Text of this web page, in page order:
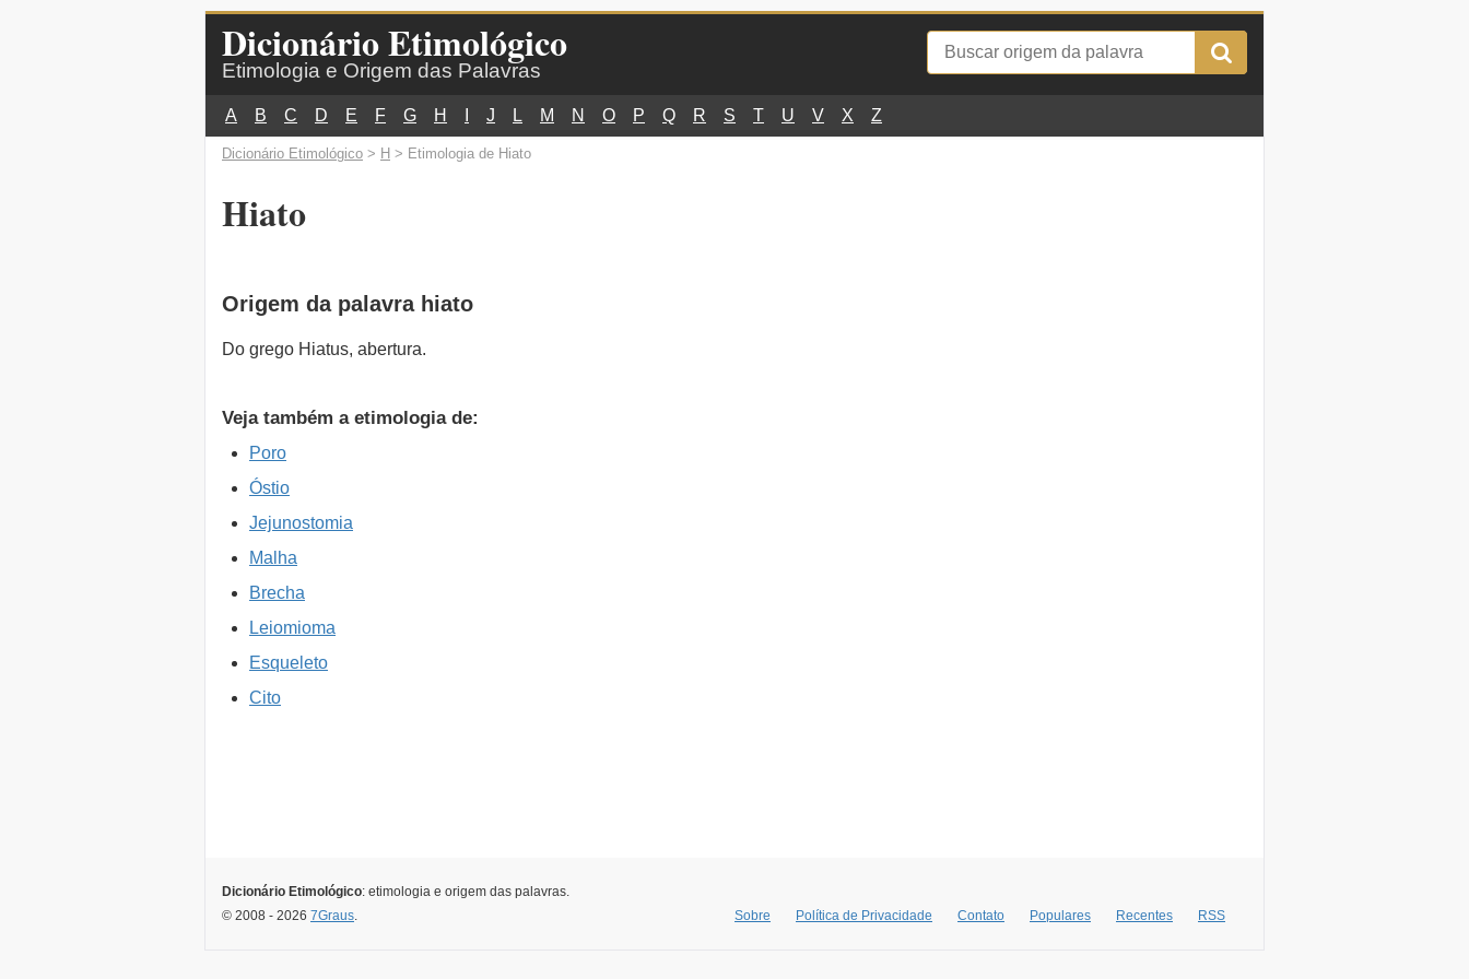
Dicionário Etimológico
Etimologia e Origem das Palavras
A B C D E F G H J L M N O P Q R S T U V X Z
Dicionário Etimológico > H > Etimologia de Hiato
Hiato
Origem da palavra hiato
Do grego Hiatus, abertura.
Veja também a etimologia de:
Poro
Óstio
Jejunostomia
Malha
Brecha
Leiomioma
Esqueleto
Cito
Sobre Política de Privacidade Contato Populares Recentes RSS
Dicionário Etimológico: etimologia e origem das palavras.
© 2008 - 2026 7Graus.